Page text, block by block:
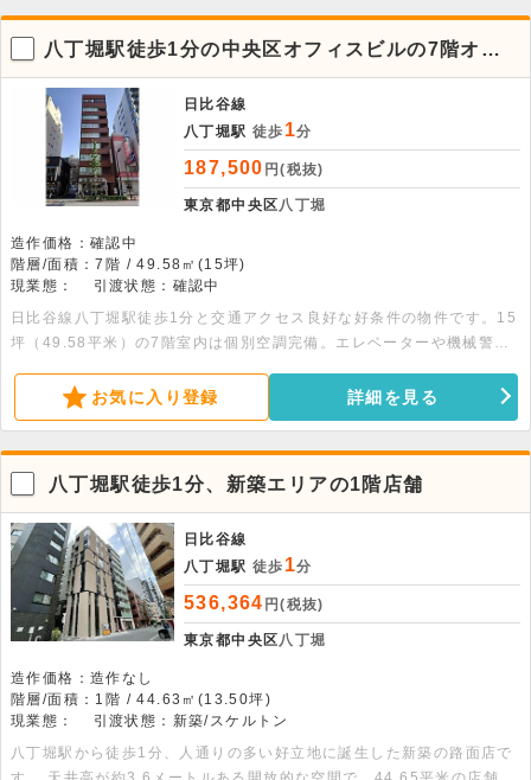
八丁堀駅徒歩1分の中央区オフィスビルの7階オフ
ィス・店舗
日比谷線
八丁堀駅 徒歩 1分
187,500 円(税抜)
東京都中央区八丁堀
造作価格：確認中
階層/面積：7階 / 49.58㎡(15坪)
現業態：
引渡状態：確認中
日比谷線八丁堀駅徒歩1分と交通アクセス良好な好条件の物件です。15
坪（49.58平米）の7階室内は個別空調完備。エレベーターや機械警
お気に入り登録 詳細を見る
八丁堀駅徒歩1分、新築エリアの1階店舗
日比谷線
八丁堀駅 徒歩 1分
536,364 円(税抜)
東京都中央区八丁堀
造作価格：造作なし
階層/面積：1階 / 44.63㎡(13.50坪)
現業態：
引渡状態：新築/スケルトン
八丁堀駅から徒歩1分、人通りの多い好立地に誕生した新築の路面店で